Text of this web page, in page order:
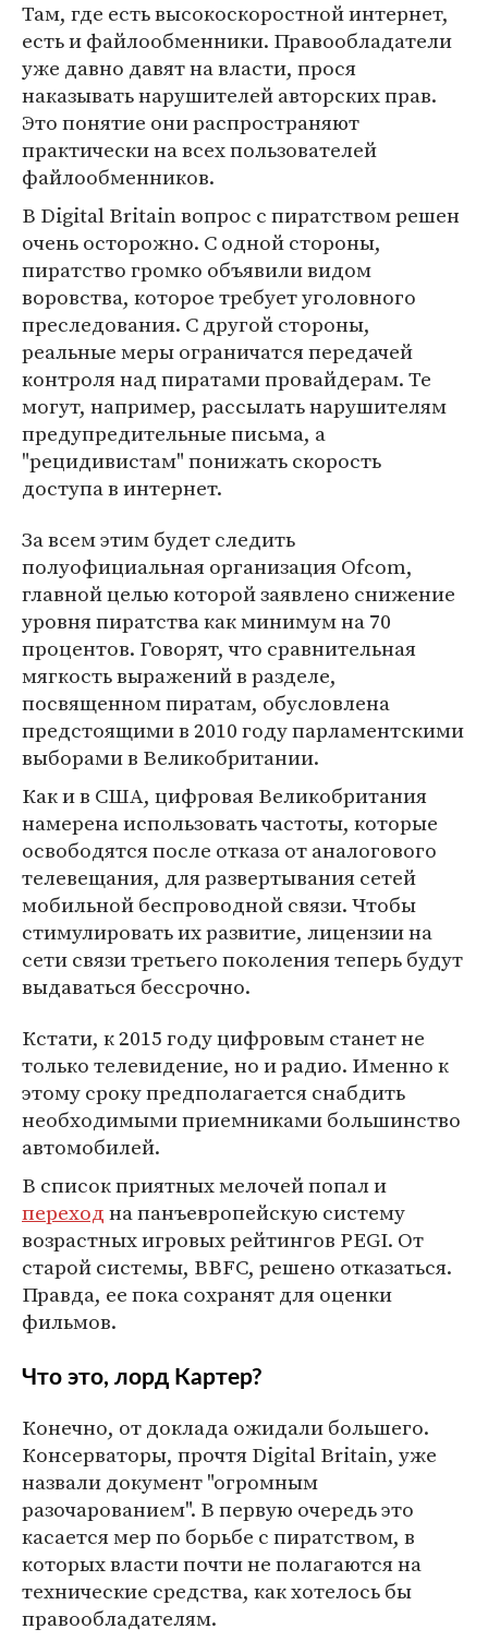
Там, где есть высокоскоростной интернет,
есть и файлообменники. Правообладатели
уже давно давят на власти, прося
наказывать нарушителей авторских прав.
Это понятие они распространяют
практически на всех пользователей
файлообменников.
В Digital Britain вопрос с пиратством решен
очень осторожно. С одной стороны,
пиратство громко объявили видом
воровства, которое требует уголовного
преследования. С другой стороны,
реальные меры ограничатся передачей
контроля над пиратами провайдерам. Те
могут, например, рассылать нарушителям
предупредительные письма, а
"рецидивистам" понижать скорость
доступа в интернет.
За всем этим будет следить
полуофициальная организация Ofcom,
главной целью которой заявлено снижение
уровня пиратства как минимум на 70
процентов. Говорят, что сравнительная
мягкость выражений в разделе,
посвященном пиратам, обусловлена
предстоящими в 2010 году парламентскими
выборами в Великобритании.
Как и в США, цифровая Великобритания
намерена использовать частоты, которые
освободятся после отказа от аналогового
телевещания, для развертывания сетей
мобильной беспроводной связи. Чтобы
стимулировать их развитие, лицензии на
сети связи третьего поколения теперь будут
выдаваться бессрочно.
Кстати, к 2015 году цифровым станет не
только телевидение, но и радио. Именно к
этому сроку предполагается снабдить
необходимыми приемниками большинство
автомобилей.
В список приятных мелочей попал и
переходна панъевропейскую систему
возрастных игровых рейтингов PEGI. От
старой системы, BBFC, решено отказаться.
Правда, ее пока сохранят для оценки
фильмов.
Что это, лорд Картер?
Конечно, от доклада ожидали большего.
Консерваторы, прочтя Digital Britain, уже
назвали документ "огромным
разочарованием". В первую очередь это
касается мер по борьбе с пиратством, в
которых власти почти не полагаются на
технические средства, как хотелось бы
правообладателям.